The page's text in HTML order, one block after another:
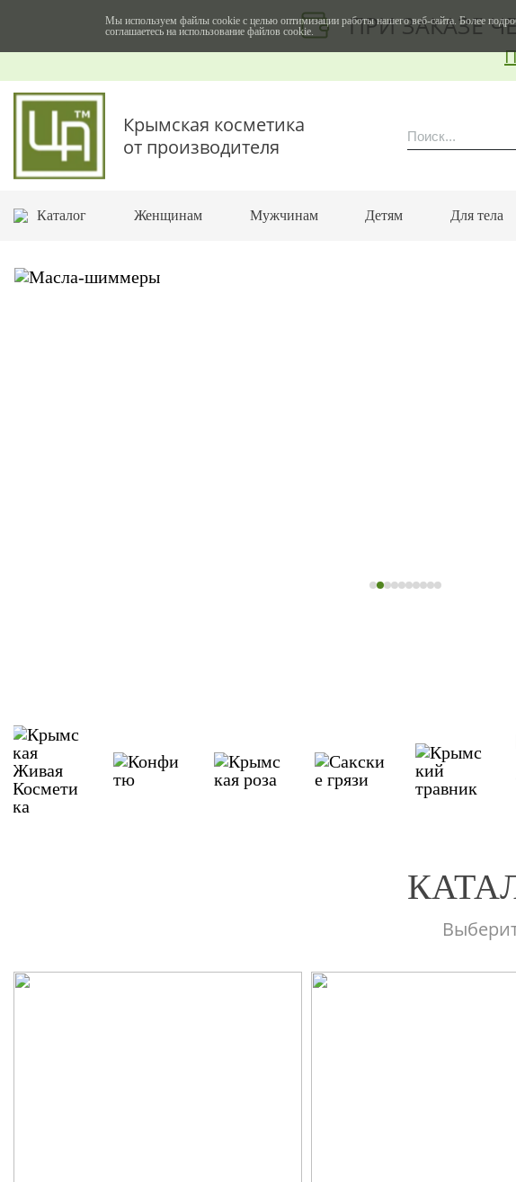
ПРИ ЗАКАЗЕ
Крымская косметика
от производителя
Каталог Женщинам Мужчинам Детям Для тела
Мы используем файлы cookie с целью оптимизации работы нашего веб-сайта. Более
соглашаетесь на использование файлов cookie.